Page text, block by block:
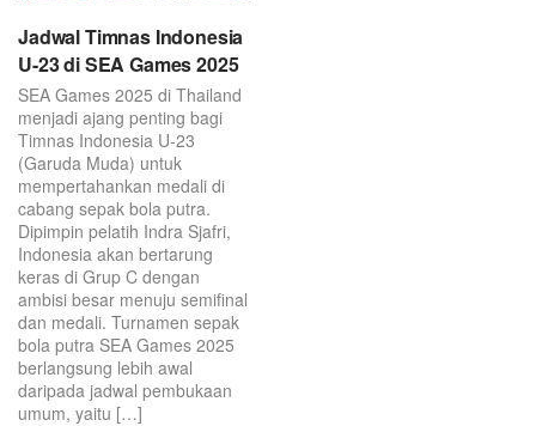
Jadwal Timnas Indonesia
U-23 di SEA Games 2025
SEA Games 2025 di Thailand
menjadi ajang penting bagi
Timnas Indonesia U-23
(Garuda Muda) untuk
mempertahankan medali di
cabang sepak bola putra.
Dipimpin pelatih Indra Sjafri,
Indonesia akan bertarung
keras di Grup C dengan
ambisi besar menuju semifinal
dan medali. Turnamen sepak
bola putra SEA Games 2025
berlangsung lebih awal
daripada jadwal pembukaan
umum, yaitu […]